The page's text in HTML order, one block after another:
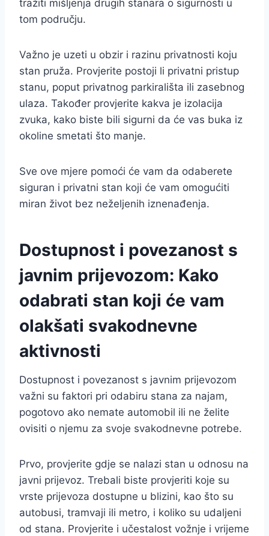
tražiti mišljenja drugih stanara o sigurnosti u
tom području.
Važno je uzeti u obzir i razinu privatnosti koju
stan pruža. Provjerite postoji li privatni pristup
stanu, poput privatnog parkirališta ili zasebnog
ulaza. Također provjerite kakva je izolacija
zvuka, kako biste bili sigurni da će vas buka iz
okoline smetati što manje.
Sve ove mjere pomoći će vam da odaberete
siguran i privatni stan koji će vam omogućiti
miran život bez neželjenih iznenađenja.
Dostupnost i povezanost s
javnim prijevozom: Kako
odabrati stan koji će vam
olakšati svakodnevne
aktivnosti
Dostupnost i povezanost s javnim prijevozom
važni su faktori pri odabiru stana za najam,
pogotovo ako nemate automobil ili ne želite
ovisiti o njemu za svoje svakodnevne potrebe.
Prvo, provjerite gdje se nalazi stan u odnosu na
javni prijevoz. Trebali biste provjeriti koje su
vrste prijevoza dostupne u blizini, kao što su
autobusi, tramvaji ili metro, i koliko su udaljeni
od stana. Provjerite i učestalost vožnje i vrijeme